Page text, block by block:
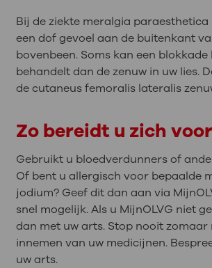
Bij de ziekte meralgia
een dof gevoel aan de buitenkant
bovenbeen. Soms kan een blokkade
behandelt dan de zenuw in uw lies.
de cutaneus femoralis lateralis
Zo bereidt u zich voor
Gebruikt u bloedverdunners of
Of bent u allergisch voor bepaalde
jodium? Geef dit dan aan via
snel mogelijk. Als u MijnOLVG niet
dan met uw arts. Stop nooit zomaar
innemen van uw medicijnen.
uw arts.